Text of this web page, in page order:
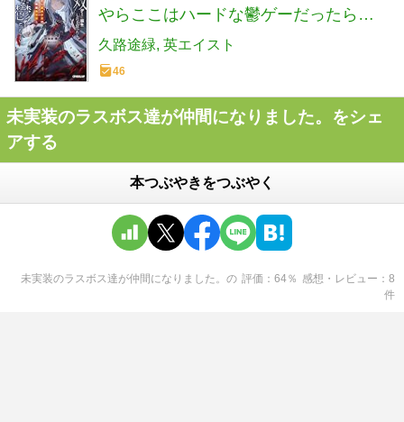
やらここはハードな鬱ゲーだったらし
い 3 ～聖剣を抱きし最凶少女の蹂躙無
双譚～ (オーバーラップ文庫)
久路途緑 英エイスト
46
未実装のラスボス達が仲間になりました。をシェ
アする
本つぶやきをつぶやく
未実装のラスボス達が仲間になりました。 の 評価 64％ 感想・レビュー
8
件